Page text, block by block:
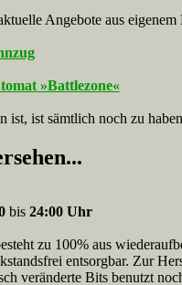
An­ge­bo­te aus eigenem
ist, ist sämt­lich noch zu
bis 24:00 Uhr
zu 100% aus
ent­sorg­bar. Zur
veränderte Bits benutzt